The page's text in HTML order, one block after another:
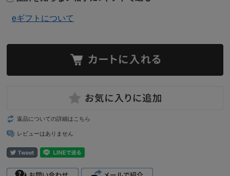
eギフトについて
返品についての詳細はこちら
レビューはありません